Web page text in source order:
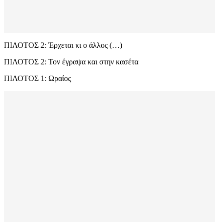
ΠΙΛΟΤΟΣ 2: Έρχεται κι o άλλος (…)
ΠΙΛΟΤΟΣ 2: Τον έγραψα και στην κασέτα
ΠΙΛΟΤΟΣ 1: Ωραίος